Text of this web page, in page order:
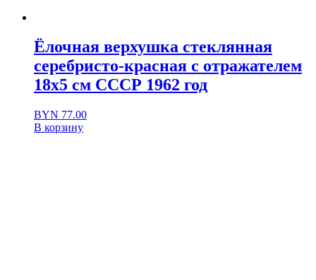
Ёлочная верхушка стеклянная
серебристо-красная с отражателем
18х5 см СССР 1962 год
BYN 77.00
В корзину